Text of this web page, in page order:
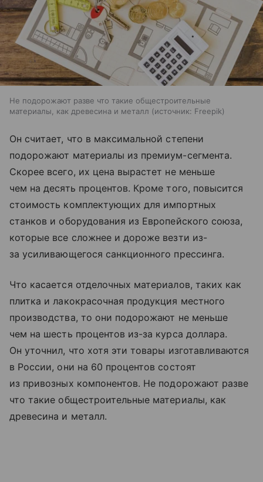
Не подорожают разве что такие общестроительные
материалы, как древесина и металл
источник: Freepik
Он считает, что в максимальной степени
подорожают материалы из премиум-сегмента.
Скорее всего, их цена вырастет не меньше
чем на десять процентов. Кроме того, повысится
стоимость комплектующих для импортных
станков и оборудования из Европейского союза,
которые все сложнее и дороже везти из-
за усиливающегося санкционного прессинга.
Что касается отделочных материалов, таких как
плитка и лакокрасочная продукция местного
производства, то они подорожают не меньше
чем на шесть процентов из-за курса доллара.
Он уточнил, что хотя эти товары изготавливаются
в России, они на 60 процентов состоят
из привозных компонентов. Не подорожают разве
что такие общестроительные материалы, как
древесина и металл.